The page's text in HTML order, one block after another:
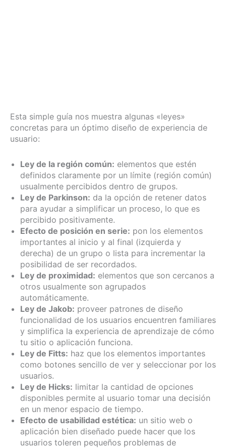
Esta simple guía nos muestra algunas «leyes»
concretas para un óptimo diseño de experiencia de
usuario:
Ley de la región común: elementos que estén
definidos claramente por un límite (región común)
usualmente percibidos dentro de grupos.
Ley de Parkinson: da la opción de retener datos
para ayudar a simplificar un proceso, lo que es
percibido positivamente.
Efecto de posición en serie: pon los elementos
importantes al inicio y al final (izquierda y
derecha) de un grupo o lista para incrementar la
posibilidad de ser recordados.
Ley de proximidad: elementos que son cercanos a
otros usualmente son agrupados
automáticamente.
Ley de Jakob: proveer patrones de diseño
funcionalidad de los usuarios encuentren familiares
y simplifica la experiencia de aprendizaje de cómo
tu sitio o aplicación funciona.
Ley de Fitts: haz que los elementos importantes
como botones sencillo de ver y seleccionar por los
usuarios.
Ley de Hicks: limitar la cantidad de opciones
disponibles permite al usuario tomar una decisión
en un menor espacio de tiempo.
Efecto de usabilidad estética: un sitio web o
aplicación bien diseñado puede hacer que los
usuarios toleren pequeños problemas de